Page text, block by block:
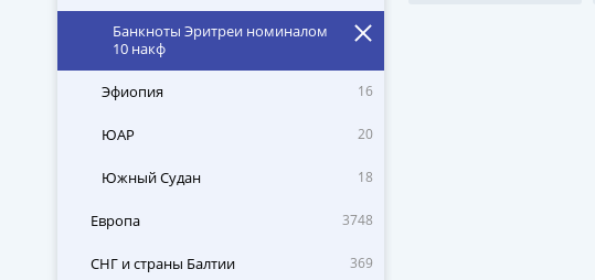
Банкноты Эритреи номиналом
10 накф
Эфиопия 16
ЮАР 20
Южный Судан 18
Европа 3748
СНГ и страны Балтии 369